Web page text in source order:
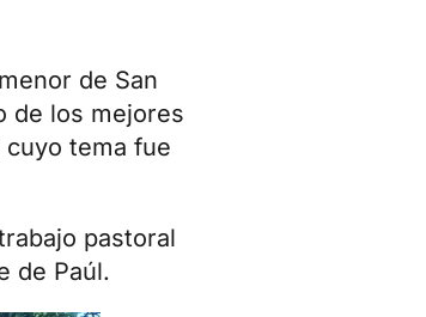
de San
de los mejores
tema fue
pastoral
de Paúl.